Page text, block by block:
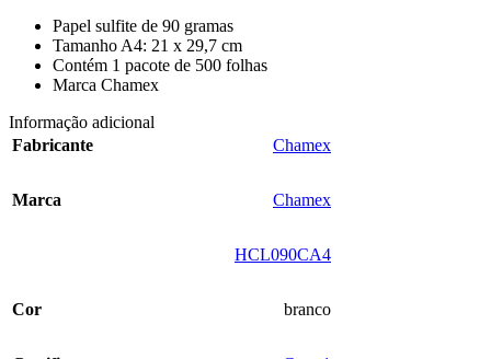
Papel sulfite de 90 gramas
Tamanho A4: 21 x 29,7 cm
Contém 1 pacote de 500 folhas
Marca Chamex
Informação adicional
Fabricante
‎Chamex
Marca ‎Chamex
‎HCL090CA4
Cor branco